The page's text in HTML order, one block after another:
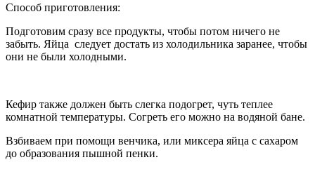
Способ приготовления:
Подготовим сразу все продукты, чтобы потом ничего не
забыть. Яйца следует достать из холодильника заранее, чтобы
они не были холодными.
Кефир также должен быть слегка подогрет, чуть теплее
комнатной температуры. Согреть его можно на водяной бане.
Взбиваем при помощи венчика, или миксера яйца с сахаром
до образования пышной пенки.